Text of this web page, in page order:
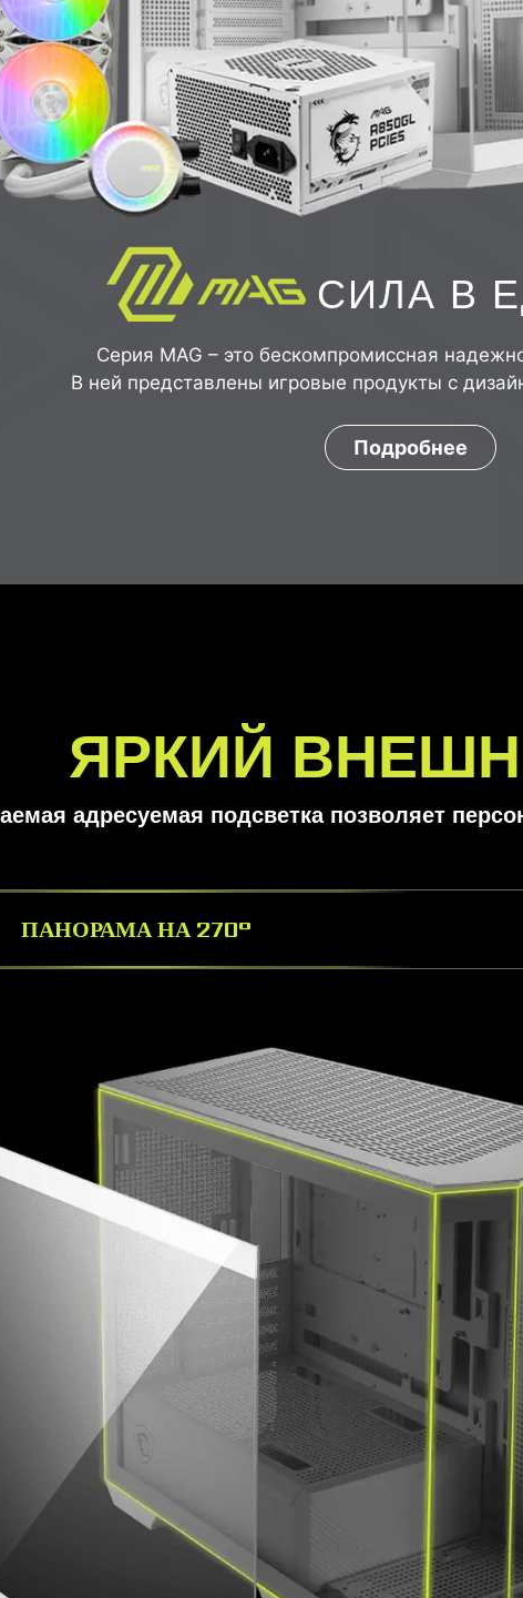
СИЛА В
Серия MAG – это бескомпромиссная
В ней представлены игровые продукты с
Подробнее
ЯРКИЙ
адресуемая подсветка позволяет
ПАНОРАМА НА 270°
В оригинальном дизайне этого корпуса проявляются